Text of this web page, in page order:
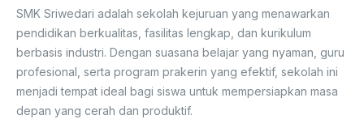
SMK Sriwedari adalah sekolah kejuruan yang menawarkan
pendidikan berkualitas, fasilitas lengkap, dan kurikulum
berbasis industri. Dengan suasana belajar yang nyaman, guru
profesional, serta program prakerin yang efektif, sekolah ini
menjadi tempat ideal bagi siswa untuk mempersiapkan masa
depan yang cerah dan produktif.